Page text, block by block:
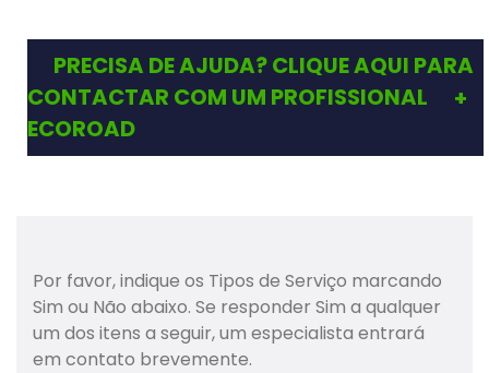
PRECISA DE AJUDA? CLIQUE AQUI PARA
CONTACTAR COM UM PROFISSIONAL
ECOROAD
Telefone:+351 220 103 706
Outros Contactos da EcoRoad
Por favor, indique os Tipos de Serviço marcando
Sim ou Não abaixo. Se responder Sim a qualquer
um dos itens a seguir, um especialista entrará
em contato brevemente.